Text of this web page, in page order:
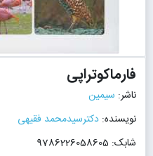
فارماکوتراپی
ناشر: سیمین
نویسنده: دکترسیدمحمد فقیهی
شابک: 9786226058605